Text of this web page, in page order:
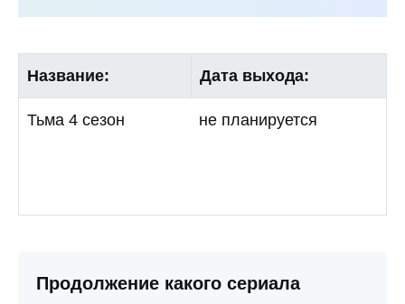
Название: Дата выхода:
Тьма 4 сезон не планируется
Продолжение какого сериала